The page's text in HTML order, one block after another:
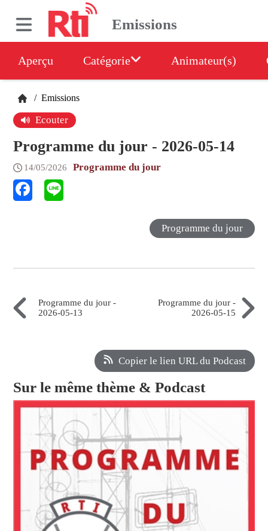
Emissions
Aperçu Catégorie Animateur(s)
/ Emissions
Ecouter
Programme du jour - 2026-05-14
14/05/2026 Programme du jour
Programme du jour
Programme du jour -
2026-05-13
Programme du jour -
2026-05-15
Copier le lien URL du Podcast
Sur le même thème & Podcast